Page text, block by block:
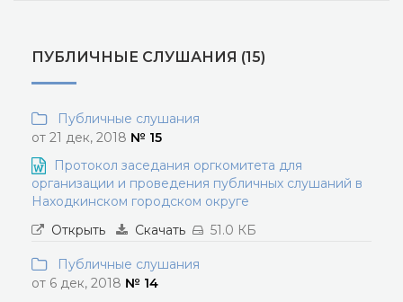
ПУБЛИЧНЫЕ СЛУШАНИЯ (15)
Публичные слушания
от 21 дек, 2018 № 15
Протокол заседания оргкомитета для
организации и проведения публичных слушаний в
Находкинском городском округе
Открыть
Скачать 51.0 КБ
Публичные слушания
от 6 дек, 2018 № 14